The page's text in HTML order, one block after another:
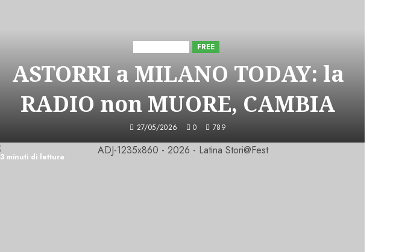
FREE
ASTORRI a MILANO TODAY: la
RADIO non MUORE, CAMBIA
27/05/2026 0 789
3 minuti di lettura